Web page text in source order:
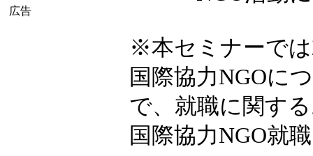
広告
※本セミナーで
国際協力NGOに
で、就職に関す
国際協力NGO就